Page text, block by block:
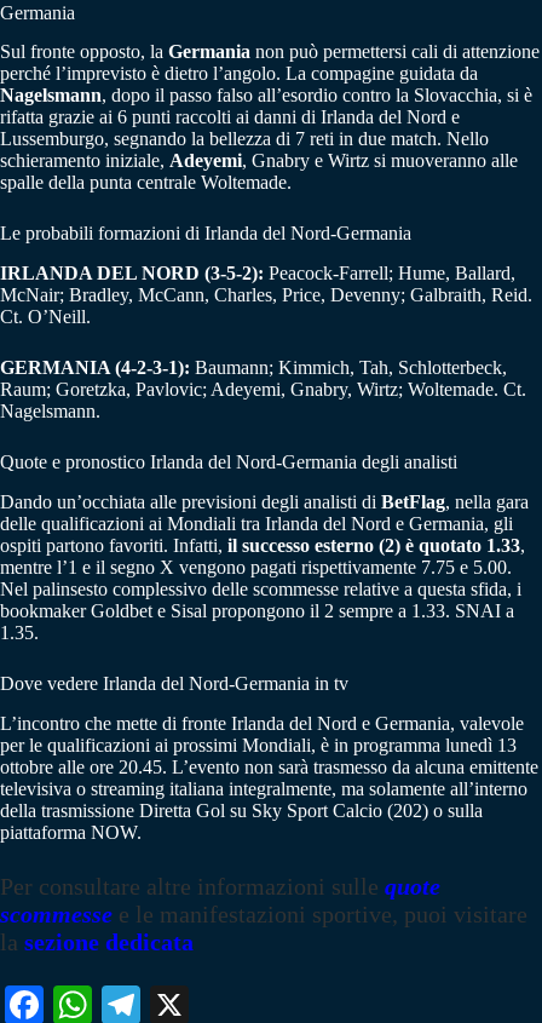
Germania
Sul fronte opposto, la Germania non può permettersi cali di attenzione
perché l’imprevisto è dietro l’angolo. La compagine guidata da
Nagelsmann, dopo il passo falso all’esordio contro la Slovacchia, si è
rifatta grazie ai 6 punti raccolti ai danni di Irlanda del Nord e
Lussemburgo, segnando la bellezza di 7 reti in due match. Nello
schieramento iniziale, Adeyemi, Gnabry e Wirtz si muoveranno alle
spalle della punta centrale Woltemade.
Le probabili formazioni di Irlanda del Nord-Germania
IRLANDA DEL NORD (3-5-2): Peacock-Farrell; Hume, Ballard,
McNair; Bradley, McCann, Charles, Price, Devenny; Galbraith, Reid.
Ct. O’Neill.
GERMANIA (4-2-3-1): Baumann; Kimmich, Tah, Schlotterbeck,
Raum; Goretzka, Pavlovic; Adeyemi, Gnabry, Wirtz; Woltemade. Ct.
Nagelsmann.
Quote e pronostico Irlanda del Nord-Germania degli analisti
Dando un’occhiata alle previsioni degli analisti di BetFlag, nella gara
delle qualificazioni ai Mondiali tra Irlanda del Nord e Germania, gli
ospiti partono favoriti. Infatti, il successo esterno (2) è quotato 1.33,
mentre l’1 e il segno X vengono pagati rispettivamente 7.75 e 5.00.
Nel palinsesto complessivo delle scommesse relative a questa sfida, i
bookmaker Goldbet e Sisal propongono il 2 sempre a 1.33. SNAI a
1.35.
Dove vedere Irlanda del Nord-Germania in tv
L’incontro che mette di fronte Irlanda del Nord e Germania, valevole
per le qualificazioni ai prossimi Mondiali, è in programma lunedì 13
ottobre alle ore 20.45. L’evento non sarà trasmesso da alcuna emittente
televisiva o streaming italiana integralmente, ma solamente all’interno
della trasmissione Diretta Gol su Sky Sport Calcio (202) o sulla
piattaforma NOW.
Per consultare altre informazioni sulle quote
scommesse e le manifestazioni sportive, puoi visitare
la sezione dedicata
Fa W
Te